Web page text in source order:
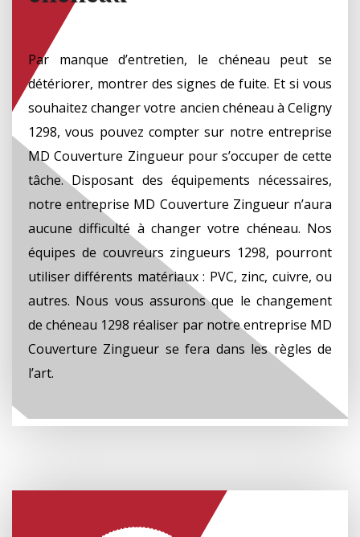
Par manque d’entretien, le chéneau peut se
détériorer, montrer des signes de fuite. Et si vous
souhaitez changer votre ancien chéneau à Celigny
1298, vous pouvez compter sur notre entreprise
MD Couverture Zingueur pour s’occuper de cette
tâche. Disposant des équipements nécessaires,
notre entreprise MD Couverture Zingueur n’aura
aucune difficulté à changer votre chéneau. Nos
équipes de couvreurs zingueurs 1298, pourront
utiliser différents matériaux : PVC, zinc, cuivre, ou
autres. Nous vous assurons que le changement
de chéneau 1298 réaliser par notre entreprise MD
Couverture Zingueur se fera dans les règles de
l’art.